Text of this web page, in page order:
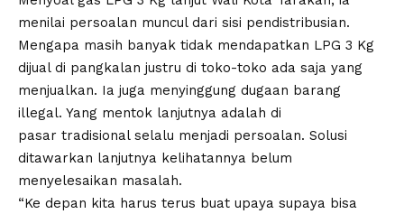
menilai persoalan muncul dari sisi pendistribusian.
Mengapa masih banyak tidak mendapatkan LPG 3 Kg
dijual di pangkalan justru di toko-toko ada saja yang
menjualkan. Ia juga menyinggung dugaan barang
illegal. Yang mentok lanjutnya adalah di
pasar tradisional selalu menjadi persoalan. Solusi
ditawarkan lanjutnya kelihatannya belum
menyelesaikan masalah.
“Ke depan kita harus terus buat upaya supaya bisa